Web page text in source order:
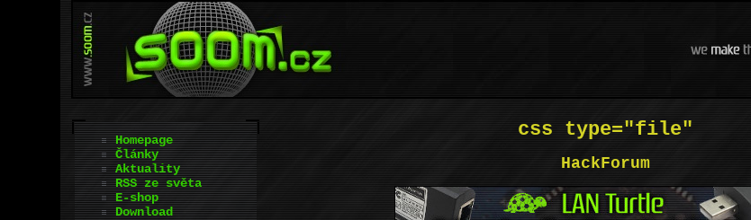
css type="file"
HackForum
Homepage
Články
Aktuality
RSS ze světa
E-shop
Download